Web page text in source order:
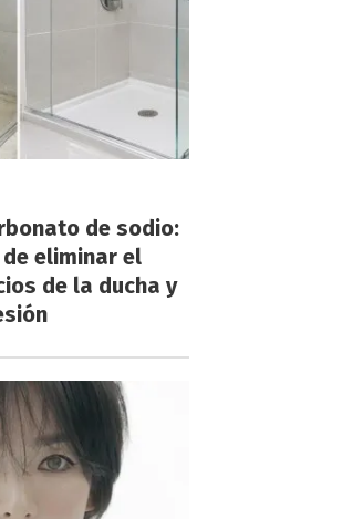
de sodio:
de eliminar el
de la ducha y